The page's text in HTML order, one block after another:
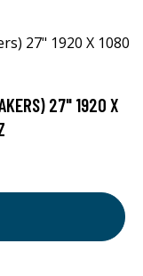
27" 1920 X